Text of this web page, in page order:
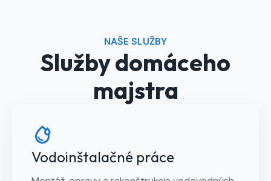
NAŠE SLUŽBY
Služby domáceho
majstra
Vodoinštalačné práce